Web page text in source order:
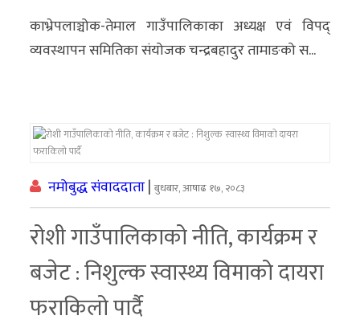
काभ्रेपलाञ्चोक-तेमाल गाउँपालिकाका अध्यक्ष एवं विपद्
व्यवस्थापन समितिका संयोजक चन्द्रबहादुर तामाङको स...
नमोबुद्ध संवाददाता|बुधबार, आषाढ १७, २०८३
रोशी गाउँपालिकाको नीति, कार्यक्रम र
बजेट : निशुल्क स्वास्थ्य विमाको दायरा
फराकिलो पार्दै